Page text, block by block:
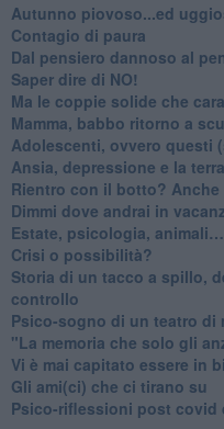
Autunno piovoso...ed
​Contagio di paura
​Dal pensiero dannoso al
​Saper dire di NO!
​Ma le coppie solide che
​Mamma, babbo ritorno a
Adolescenti, ovvero questi
Ansia, depressione e la
​Rientro con il botto? Anche
Dimmi dove andrai in
​Estate, psicologia,
​Crisi o possibilità?
​Storia di un tacco a spillo,
controllo
​Psico-sogno di un teatro di
"La memoria che solo gli
​Vi è mai capitato essere in
​Gli ami(ci) che ci tirano su
Psico-riflessioni post covid